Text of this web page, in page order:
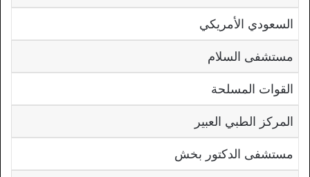
السعودي الأمريكي
مستشفى السلام
القوات المسلحة
المركز الطبي العبير
مستشفى الدكتور بخش